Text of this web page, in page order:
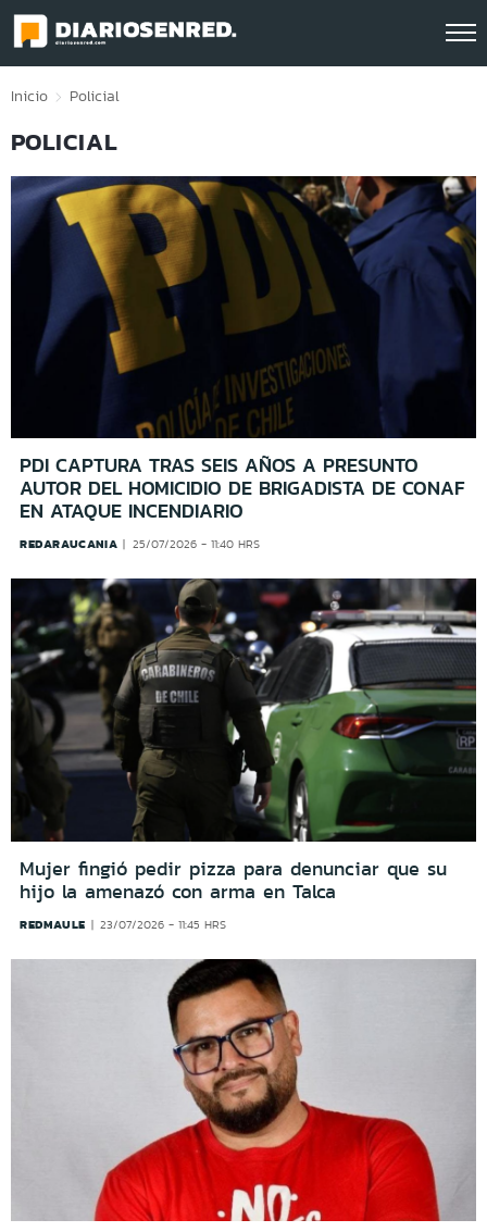
Click acá para ir directamente al contenido
Inicio Policial
POLICIAL
PDI CAPTURA TRAS SEIS AÑOS A PRESUNTO
AUTOR DEL HOMICIDIO DE BRIGADISTA DE CONAF
EN ATAQUE INCENDIARIO
REDARAUCANIA 25/07/2026 - 11:40 HRS
Mujer fingió pedir pizza para denunciar que su
hijo la amenazó con arma en Talca
REDMAULE 23/07/2026 - 11:45 HRS